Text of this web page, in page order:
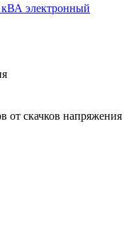
электронный
от скачков напряжения